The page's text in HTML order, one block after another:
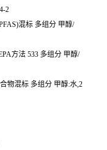
2
混标 多组分 甲醇/
方法 533 多组分 甲醇/
物混标 多组分 甲醇:水,2